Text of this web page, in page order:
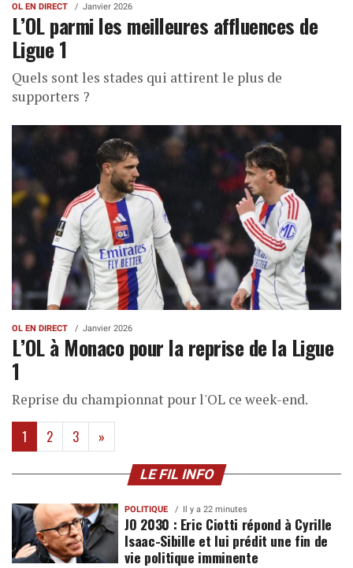
OL EN DIRECT Janvier 2026
L’OL parmi les meilleures affluences de
Ligue 1
Quels sont les stades qui attirent le plus de
supporters ?
OL EN DIRECT Janvier 2026
L’OL à Monaco pour la reprise de la Ligue
1
Reprise du championnat pour l'OL ce week-end.
1 (current)
2 3 »
LE FIL INFO
POLITIQUE Il y a 22 minutes
JO 2030 : Eric Ciotti répond à Cyrille
Isaac-Sibille et lui prédit une fin de
vie politique imminente